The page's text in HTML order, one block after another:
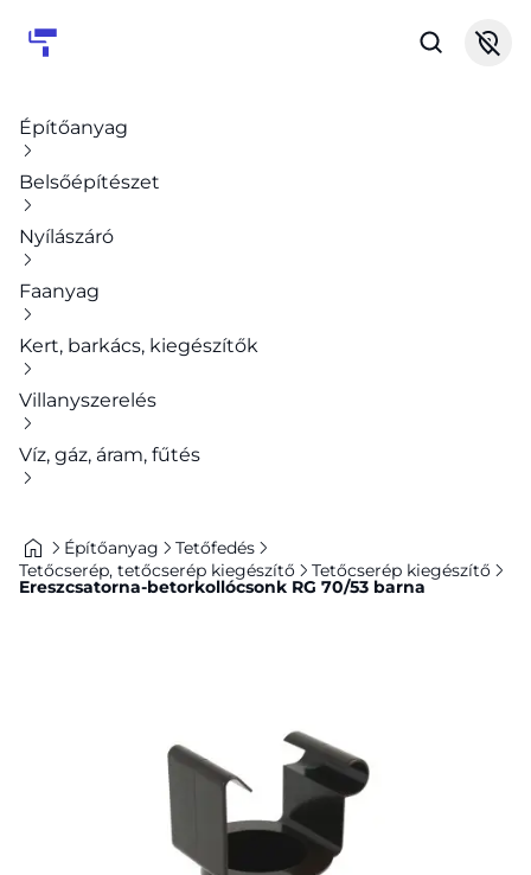
Építőanyag
Belsőépítészet
Nyílászáró
Faanyag
Kert, barkács, kiegészítők
Villanyszerelés
Víz, gáz, áram, fűtés
Építőanyag
Tetőfedés
Tetőcserép, tetőcserép kiegészítő
Tetőcserép kiegészítő
Ereszcsatorna-betorkollócsonk RG 70/53 barna